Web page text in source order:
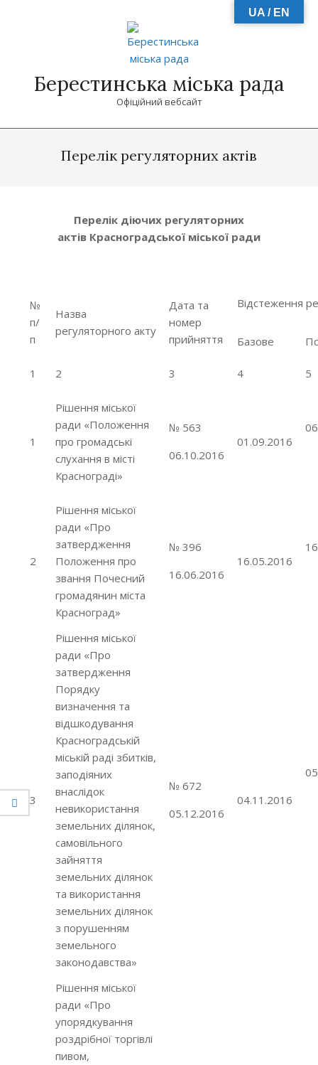
Берестинська міська рада
Офіційний вебсайт
Перелік регуляторних актів
Перелік діючих регуляторних
актів Красноградської міської ради
№
п/
п
Назва
регуляторного акту
Дата та
номер
прийняття
Відстеження
Базове
1 2 3 4 5
1
Рішення міської
ради «Положення
про громадські
слухання в місті
Краснограді»
№ 563
06.10.2016
01.09.2016
2
Рішення міської
ради «Про
затвердження
Положення про
звання Почесний
громадянин міста
Красноград»
№ 396
16.06.2016
16.05.2016
3
Рішення міської
ради «Про
затвердження
Порядку
визначення та
відшкодування
Красноградській
міській раді збитків,
заподіяних
внаслідок
невикористання
земельних ділянок,
самовільного
зайняття
земельних ділянок
та використання
земельних ділянок
з порушенням
земельного
законодавства»
№ 672
05.12.2016
04.11.2016
Рішення міської
ради «Про
упорядкування
роздрібної торгівлі
пивом,
UA / EN